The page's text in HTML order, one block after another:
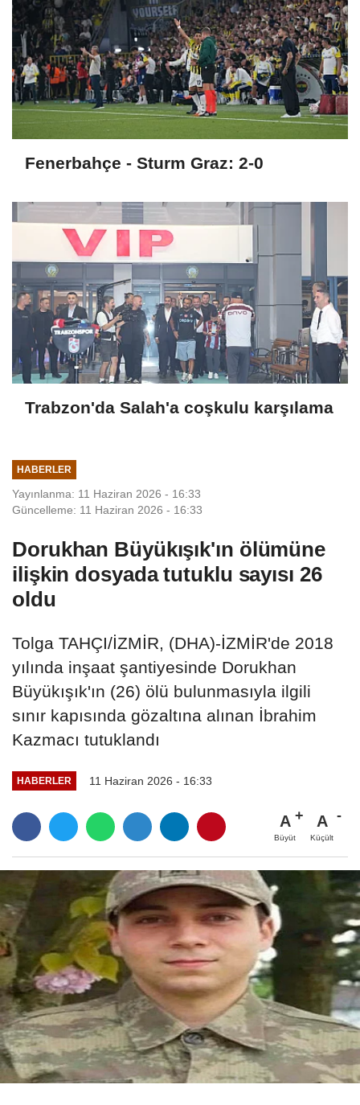
Fenerbahçe - Sturm Graz: 2-0
Trabzon'da Salah'a coşkulu karşılama
HABERLER
Yayınlanma: 11 Haziran 2026 - 16:33
Güncelleme: 11 Haziran 2026 - 16:33
Dorukhan Büyükışık'ın ölümüne
ilişkin dosyada tutuklu sayısı 26
oldu
Tolga TAHÇI/İZMİR, (DHA)-İZMİR'de 2018
yılında inşaat şantiyesinde Dorukhan
Büyükışık'ın (26) ölü bulunmasıyla ilgili
sınır kapısında gözaltına alınan İbrahim
Kazmacı tutuklandı
HABERLER 11 Haziran 2026 - 16:33
A
Büyüt
A
Küçült